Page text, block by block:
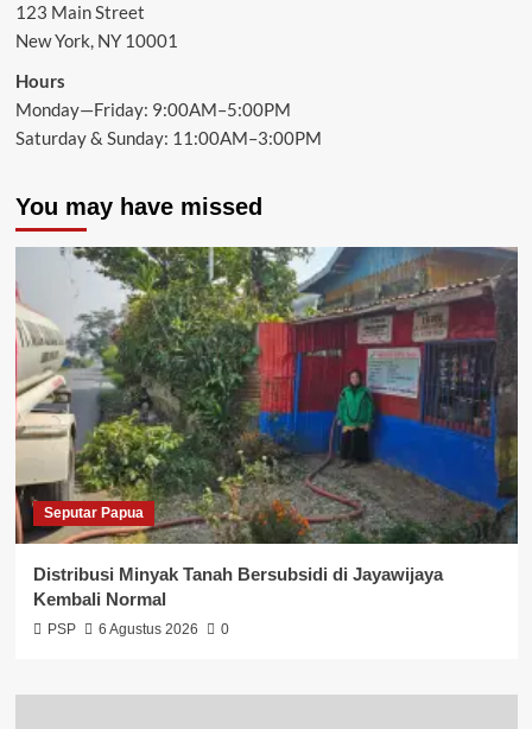
123 Main Street
New York, NY 10001
Hours
Monday—Friday: 9:00AM–5:00PM
Saturday & Sunday: 11:00AM–3:00PM
You may have missed
Seputar Papua
Distribusi Minyak Tanah Bersubsidi di Jayawijaya
Kembali Normal
PSP 6 Agustus 2026 0